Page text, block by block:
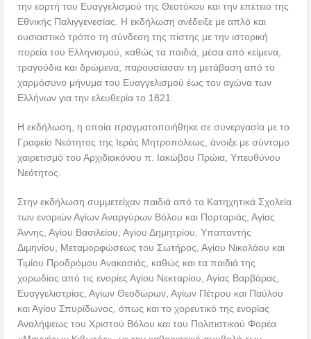
την εορτή του Ευαγγελισμού της Θεοτόκου και την επέτειο της
Εθνικής Παλιγγενεσίας. Η εκδήλωση ανέδειξε με απλό και
ουσιαστικό τρόπο τη σύνδεση της πίστης με την ιστορική
πορεία του Ελληνισμού, καθώς τα παιδιά, μέσα από κείμενα,
τραγούδια και δρώμενα, παρουσίασαν τη μετάβαση από το
χαρμόσυνο μήνυμα του Ευαγγελισμού έως τον αγώνα των
Ελλήνων για την ελευθερία το 1821.
Η εκδήλωση, η οποία πραγματοποιήθηκε σε συνεργασία με το
Γραφείο Νεότητος της Ιεράς Μητροπόλεως, άνοιξε με σύντομο
χαιρετισμό του Αρχιδιακόνου π. Ιακώβου Πρώια, Υπευθύνου
Νεότητος.
Στην εκδήλωση συμμετείχαν παιδιά από τα Κατηχητικά Σχολεία
των ενοριών Αγίων Αναργύρων Βόλου και Πορταριάς, Αγίας
Άννης, Αγίου Βασιλείου, Αγίου Δημητρίου, Υπαπαντής
Διμηνίου, Μεταμορφώσεως του Σωτήρος, Αγίου Νικολάου και
Τιμίου Προδρόμου Ανακασιάς, καθώς και τα παιδιά της
χορωδίας από τις ενορίες Αγίου Νεκταρίου, Αγίας Βαρβάρας,
Ευαγγελιστρίας, Αγίων Θεοδώρων, Αγίων Πέτρου και Παύλου
και Αγίου Σπυρίδωνος, όπως και το χορευτικό της ενορίας
Αναλήψεως του Χριστού Βόλου και του Πολιτιστικού Φορέα